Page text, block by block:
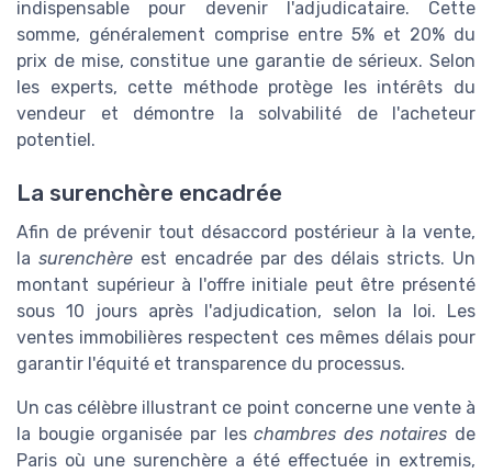
indispensable pour devenir l'adjudicataire. Cette
somme, généralement comprise entre 5% et 20% du
prix de mise, constitue une garantie de sérieux. Selon
les experts, cette méthode protège les intérêts du
vendeur et démontre la solvabilité de l'acheteur
potentiel.
La surenchère encadrée
Afin de prévenir tout désaccord postérieur à la vente,
la surenchèreest encadrée par des délais stricts. Un
montant supérieur à l'offre initiale peut être présenté
sous 10 jours après l'adjudication, selon la loi. Les
ventes immobilières respectent ces mêmes délais pour
garantir l'équité et transparence du processus.
Un cas célèbre illustrant ce point concerne une vente à
la bougie organisée par leschambres des notaires de
Paris où une surenchère a été effectuée in extremis,